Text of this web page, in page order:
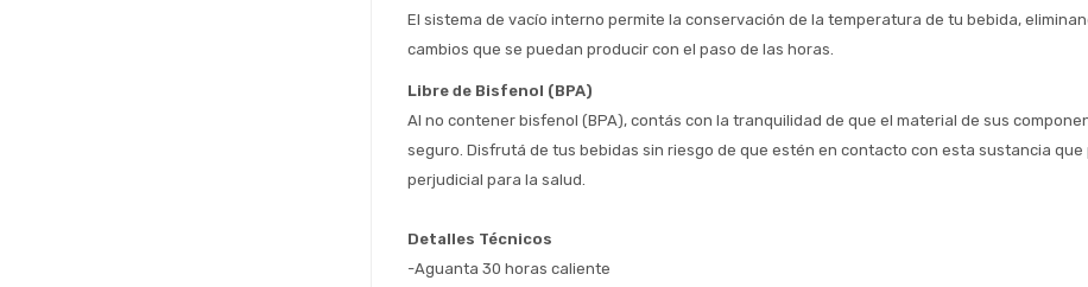
El sistema de vacío interno permite la conservación de la temperatura de tu bebida,
cambios que se puedan producir con el paso de las horas.
Libre de Bisfenol (BPA)
Al no contener bisfenol (BPA), contás con la tranquilidad de que el material de sus
seguro. Disfrutá de tus bebidas sin riesgo de que estén en contacto con esta sustancia que
perjudicial para la salud.
Detalles Técnicos
-Aguanta 30 horas caliente
Comprá ahora y Pagá
Después, hasta en 12
Cédula de identidad
Estás calificado para comprar usando Pago
Parece que no tenes oferta, lamentamos
el inconveniente, por cualquier duda
¡Algo salió mal!
Por favor intenta nuevamente mas tarde.